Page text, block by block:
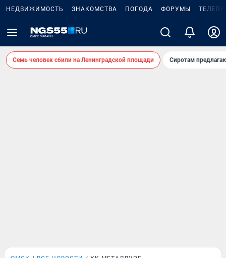
НЕДВИЖИМОСТЬ ЗНАКОМСТВА ПОГОДА ФОРУМЫ
Семь человек сбили на Ленинградской площади Сиротам